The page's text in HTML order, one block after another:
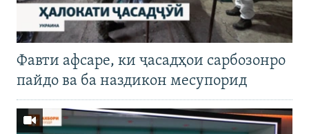
Фавти афсаре, ки ҷасадҳои сарбозонро
пайдо ва ба наздикон месупорид